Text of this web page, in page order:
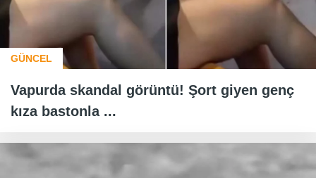
GÜNCEL
Vapurda skandal görüntü! Şort giyen genç
kıza bastonla ...